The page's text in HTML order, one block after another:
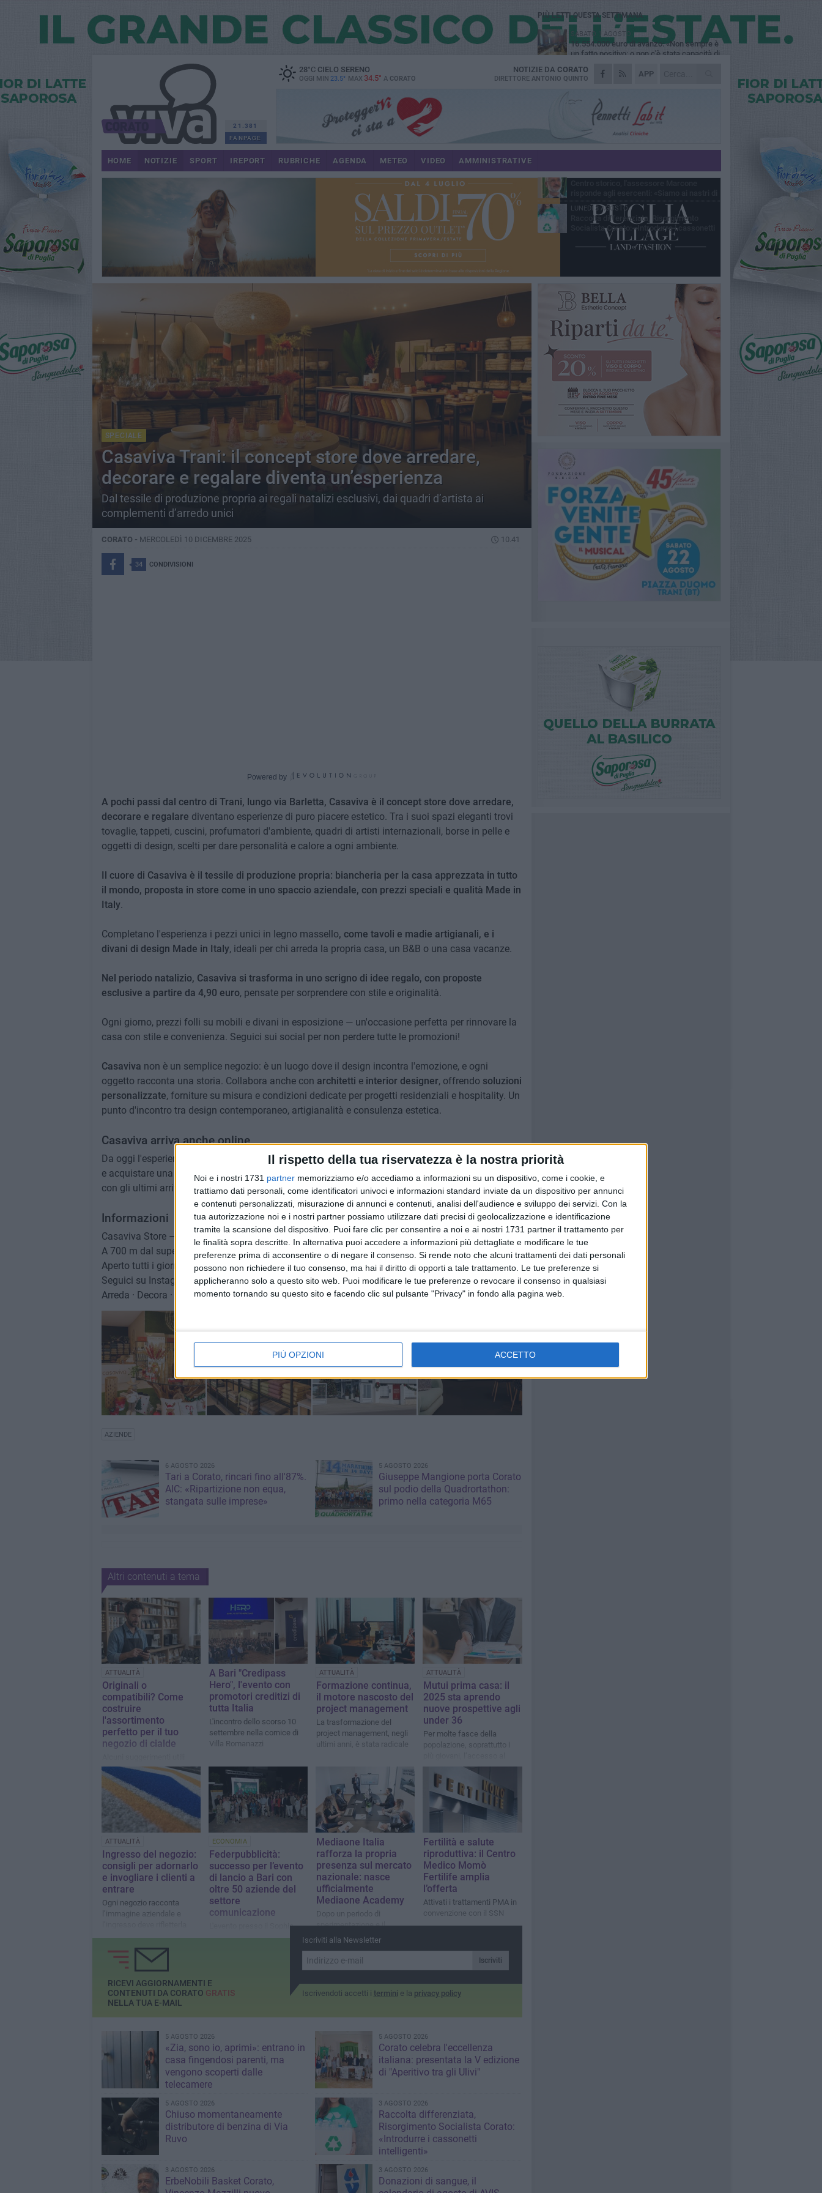
Il rispetto della tua riservatezza è la nostra priorità
Noi e i nostri 1731 partner memorizziamo e/o accediamo a informazioni su un dispositivo, come i cookie, e
trattiamo dati personali, come identificatori univoci e informazioni standard inviate da un dispositivo per annunci
e contenuti personalizzati, misurazione di annunci e contenuti, analisi dell'audience e sviluppo dei servizi. Con la
tua autorizzazione noi e i nostri partner possiamo utilizzare dati precisi di geolocalizzazione e identificazione
tramite la scansione del dispositivo. Puoi fare clic per consentire a noi e ai nostri 1731 partner il trattamento per
le finalità sopra descritte. In alternativa puoi accedere a informazioni più dettagliate e modificare le tue
preferenze prima di acconsentire o di negare il consenso. Si rende noto che alcuni trattamenti dei dati personali
possono non richiedere il tuo consenso, ma hai il diritto di opporti a tale trattamento. Le tue preferenze si
applicheranno solo a questo sito web. Puoi modificare le tue preferenze o revocare il consenso in qualsiasi
momento tornando su questo sito e facendo clic sul pulsante "Privacy" in fondo alla pagina web.
PIÙ OPZIONI ACCETTO
21.381
FANPAGE
28°CCIELO SERENO
OGGI MIN 23.5° MAX 34.5° A CORATO
APP
NOTIZIE DA CORATO
DIRETTORE ANTONIO QUINTO
HOME NOTIZIE SPORT IREPORT RUBRICHE AGENDA METEO VIDEO AMMINISTRATIVE
SPECIALE
Casaviva Trani: il concept store dove arredare,
decorare e regalare diventa un’esperienza
Dal tessile di produzione propria ai regali natalizi esclusivi, dai quadri d’artista ai
complementi d’arredo unici
CORATO - MERCOLEDÌ 10 DICEMBRE 2025 10.41
34 CONDIVISIONI
Powered by
A pochi passi dal centro di Trani, lungo via Barletta, Casaviva è il concept store dove arredare,
decorare e regalare diventano esperienze di puro piacere estetico. Tra i suoi spazi eleganti trovi
tovaglie, tappeti, cuscini, profumatori d'ambiente, quadri di artisti internazionali, borse in pelle e
oggetti di design, scelti per dare personalità e calore a ogni ambiente.
Il cuore di Casaviva è il tessile di produzione propria: biancheria per la casa apprezzata in tutto
il mondo, proposta in store come in uno spaccio aziendale, con prezzi speciali e qualità Made in
Italy.
Completano l'esperienza i pezzi unici in legno massello, come tavoli e madie artigianali, e i
divani di design Made in Italy, ideali per chi arreda la propria casa, un B&B o una casa vacanze.
Nel periodo natalizio, Casaviva si trasforma in uno scrigno di idee regalo, con proposte
esclusive a partire da 4,90 euro, pensate per sorprendere con stile e originalità.
Ogni giorno, prezzi folli su mobili e divani in esposizione — un'occasione perfetta per rinnovare la
casa con stile e convenienza. Seguici sui social per non perdere tutte le promozioni!
Casaviva non è un semplice negozio: è un luogo dove il design incontra l'emozione, e ogni
oggetto racconta una storia. Collabora anche con architetti e interior designer, offrendo soluzioni
personalizzate, forniture su misura e condizioni dedicate per progetti residenziali e hospitality. Un
punto d'incontro tra design contemporaneo, artigianalità e consulenza estetica.
Casaviva arriva anche online
Da oggi l'esperienza Casaviva continua anche sul web: il nuovo sito ufficiale permette di scoprire
e acquistare una selezione curata di prodotti d'arredo, tessile e oggettistica, sempre aggiornata
con gli ultimi arrivi. Visita www.casaviva-store.com per vivere il mondo Casaviva anche online.
Informazioni
Casaviva Store – Via Barletta, 78 – Trani
A 700 m dal supermercato MD, direzione Barletta
Aperto tutti i giorni, anche la domenica
Seguici su Instagram, TikTok e Facebook: @casaviva_store
Arreda · Decora · Regala
AZIENDE
6 AGOSTO 2026
Tari a Corato, rincari fino all'87%.
AIC: «Ripartizione non equa,
stangata sulle imprese»
5 AGOSTO 2026
Giuseppe Mangione porta Corato
sul podio della Quadrortathon:
primo nella categoria M65
Altri contenuti a tema
ATTUALITÀ
Originali o
compatibili? Come
costruire
l'assortimento
perfetto per il tuo
negozio di cialde
A Bari "Credipass
Hero", l'evento con
promotori creditizi di
tutta Italia
L'incontro dello scorso 10
settembre nella cornice di
Villa Romanazzi
ATTUALITÀ
Formazione continua,
il motore nascosto del
project management
La trasformazione del
project management, negli
ultimi anni, è stata radicale
ATTUALITÀ
Mutui prima casa: il
2025 sta aprendo
nuove prospettive agli
under 36
Per molte fasce della
popolazione, soprattutto i
credito rimane una sfida
ATTUALITÀ
Ingresso del negozio:
consigli per adornarlo
e invogliare i clienti a
entrare
Ogni negozio racconta
l’immagine aziendale e
ECONOMIA
Federpubblicità:
successo per l’evento
di lancio a Bari con
oltre 50 aziende del
settore
comunicazione
L'evento presso il Sophia
Loren Restaurant di Bari ha
Mediaone Italia
rafforza la propria
presenza sul mercato
nazionale: nasce
ufficialmente
Mediaone Academy
Dopo un periodo di
sperimentazione e il
riscontro molto positivo la
un’offerta formativa mirata
Fertilità e salute
riproduttiva: il Centro
Medico Momò
Fertilife amplia
l’offerta
Attivati i trattamenti PMA in
convenzione con il SSN
Iscriviti alla Newsletter
Iscriviti
Iscrivendoti accetti i termini e la privacy policy
RICEVI AGGIORNAMENTI E
CONTENUTI DA CORATO GRATIS
NELLA TUA E-MAIL
5 AGOSTO 2026
«Zia, sono io, aprimi»: entrano in
casa fingendosi parenti, ma
vengono scoperti dalle
telecamere
5 AGOSTO 2026
Corato celebra l'eccellenza
italiana: presentata la V edizione
di "Aperitivo tra gli Ulivi"
5 AGOSTO 2026
Chiuso momentaneamente
distributore di benzina di Via
Ruvo
3 AGOSTO 2026
Raccolta differenziata,
Risorgimento Socialista Corato:
«Introdurre i cassonetti
intelligenti»
3 AGOSTO 2026
ErbeNobili Basket Corato,
3 AGOSTO 2026
Donazioni di sangue, il
PIÙ LETTI QUESTA SETTIMANA
SABATO 1 AGOSTO
16.554.000 euro di avanzo: «Non sempre è
un fatto positivo: o non c'è stata capacità di
VENERDÌ 31 LUGLIO
Via Dante, aiuole nel degrado: tra incuria
VENERDÌ 31 LUGLIO
Corato, le attività chiedono di accelerare
sul calendario estivo: «Gli eventi generano
presenze, consumi e nuove opportunità»
MERCOLEDÌ 5 AGOSTO
Chiuso momentaneamente distributore di
SABATO 1 AGOSTO
partenza»
LUNEDÌ 3 AGOSTO
Raccolta differenziata, Risorgimento
Socialista Corato: «Introdurre i cassonetti